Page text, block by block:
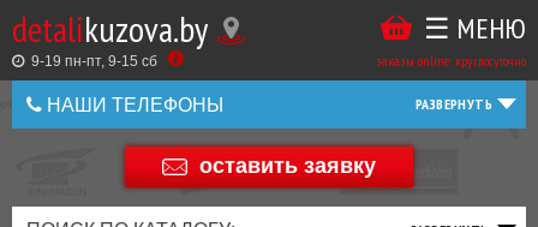
detalikuzova.by
9-19 пн-пт, 9-15 cб заказы online: круглосуточно
☰ МЕНЮ
НАШИ ТЕЛЕФОНЫ
+375 44 586 05 44
оставить заявку
Купить
в
1
ТАКЖЕ
ВЫ
МОЖЕТЕ
У
ЗАКАЗАТЬ